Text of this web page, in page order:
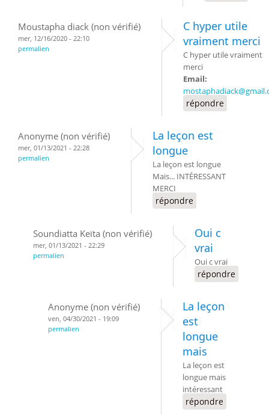
Moustapha diack (non vérifié)
mer, 12/16/2020 - 22:10
permalien
C hyper utile
vraiment merci
C hyper utile vraiment
merci
Email:
répondre
Anonyme (non vérifié)
mer, 01/13/2021 - 22:28
permalien
La leçon est
longue
La leçon est longue
Mais... INTÉRESSANT
MERCI
répondre
Soundiatta Keïta (non vérifié)
mer, 01/13/2021 - 22:29
permalien
Oui c
vrai
Oui c vrai
répondre
Anonyme (non vérifié)
ven, 04/30/2021 - 19:09
permalien
La leçon
est
longue
mais
La leçon est
longue mais
intéressant
répondre